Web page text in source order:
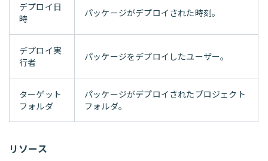
デプロイ日
時
パッケージがデプロイされた時刻。
デプロイ実
行者
パッケージをデプロイしたユーザー。
ターゲット
フォルダ
パッケージがデプロイされたプロジェクト
フォルダ。
リソース